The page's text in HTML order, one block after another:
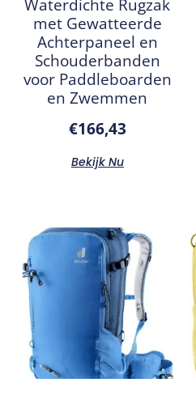
Waterdichte Rugzak
met Gewatteerde
Achterpaneel en
Schouderbanden
voor Paddleboarden
en Zwemmen
€166,43
Bekijk Nu